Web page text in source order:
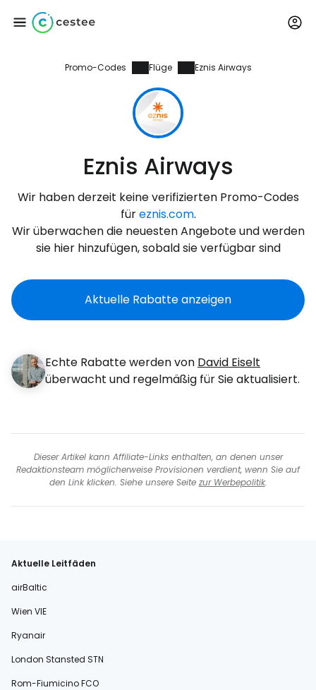
Promo-Codes Flüge Eznis Airways
Eznis Airways
Wir haben derzeit keine verifizierten Promo-Codes
füreznis.com.
Wir überwachen die neuesten Angebote und werden
sie hier hinzufügen, sobald sie verfügbar sind
Aktuelle Rabatte anzeigen
Echte Rabatte werden von David Eiselt
überwacht und regelmäßig für Sie aktualisiert.
Dieser Artikel kann Affiliate-Links enthalten, an denen unser
Redaktionsteam möglicherweise Provisionen verdient, wenn Sie auf
den Link klicken. Siehe unsere Seite zur Werbepolitik.
Aktuelle Leitfäden
airBaltic
Wien VIE
Ryanair
London Stansted STN
Rom-Fiumicino FCO
Anmeldung bei
... die weltweite Reise-Community
Weiter mit Google
Weiter mit Facebook
Weiter mit E-Mail